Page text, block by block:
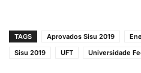
TAGS Aprovados Sisu 2019
Sisu 2019
UFT Universidade